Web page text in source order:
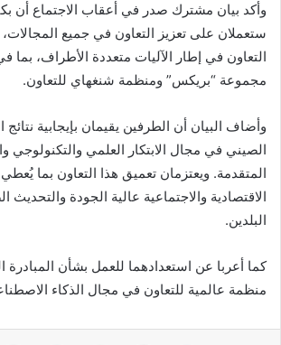
وأكد بيان مشترك صدر في أعقاب الاجتماع أن
ستعملان على تعزيز التعاون في جميع
التعاون في إطار الآليات متعددة الأطراف، بما
مجموعة “بريكس” ومنظمة شنغهاي للتعاون.
وأضاف البيان أن الطرفين يقيمان بإيجابية
الصيني في مجال الابتكار العلمي والتكنولوجي
المتقدمة. ويعتزمان تعميق هذا التعاون بما يُعطي
الاقتصادية والاجتماعية عالية الجودة والتحديث
البلدين.
كما أعربا عن استعدادهما للعمل بشأن المبادرة
منظمة عالمية للتعاون في مجال الذكاء